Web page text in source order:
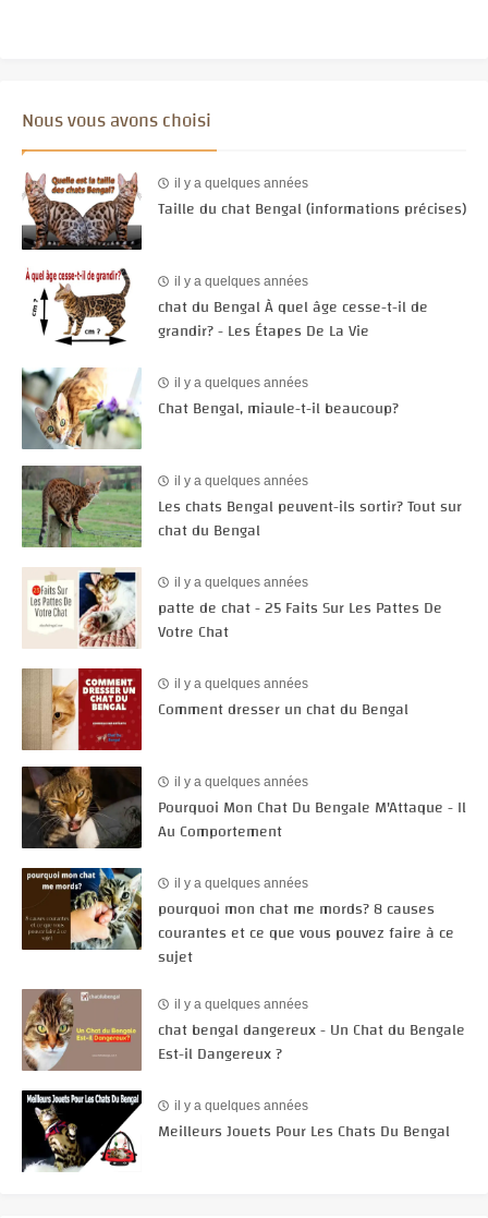
Nous vous avons choisi
il y a quelques années
Taille du chat Bengal (informations précises)
il y a quelques années
chat du Bengal À quel âge cesse-t-il de
grandir? - Les Étapes De La Vie
il y a quelques années
Chat Bengal, miaule-t-il beaucoup?
il y a quelques années
Les chats Bengal peuvent-ils sortir? Tout sur
chat du Bengal
il y a quelques années
patte de chat - 25 Faits Sur Les Pattes De
Votre Chat
il y a quelques années
Comment dresser un chat du Bengal
il y a quelques années
Pourquoi Mon Chat Du Bengale M'Attaque - Il
Au Comportement
il y a quelques années
pourquoi mon chat me mords? 8 causes
courantes et ce que vous pouvez faire à ce
sujet
il y a quelques années
chat bengal dangereux - Un Chat du Bengale
Est-il Dangereux ?
il y a quelques années
Meilleurs Jouets Pour Les Chats Du Bengal